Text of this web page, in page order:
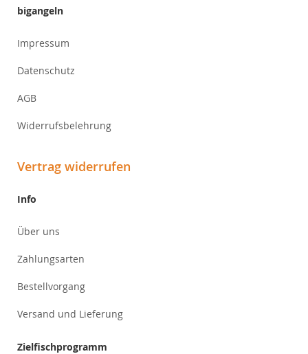
bigangeln
Impressum
Datenschutz
AGB
Widerrufsbelehrung
Vertrag widerrufen
Info
Über uns
Zahlungsarten
Bestellvorgang
Versand und Lieferung
Zielfischprogramm